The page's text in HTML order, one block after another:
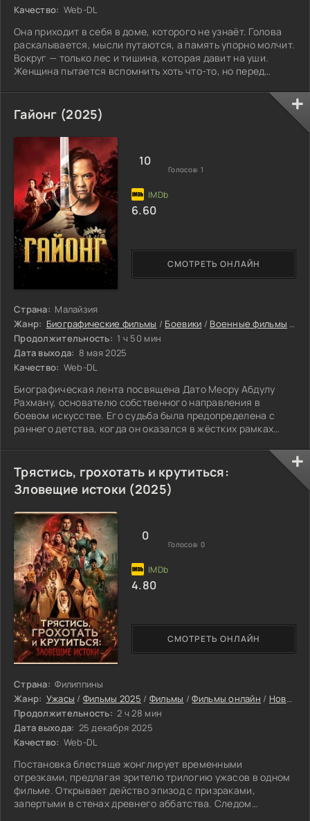
Качество: Web-DL
Она приходит в себя в доме, которого не узнаёт. Голова
раскалывается, мысли путаются, а память упорно молчит.
Вокруг — только лес и тишина, которая давит на уши.
Женщина пытается вспомнить хоть что-то, но перед
Гайонг (2025)
Страна: Малайзия
Жанр: Биографические фильмы / Боевики / Военные фильмы
Продолжительность: 1 ч 50 мин
Дата выхода: 8 мая 2025
Качество: Web-DL
Биографическая лента посвящена Дато Меору Абдулу
Рахману, основателю собственного направления в
боевом искусстве. Его судьба была предопределена с
раннего детства, когда он оказался в жёстких рамках
СМОТРЕТЬ ОНЛАЙН
10
Голосов: 1
6.60
Трястись, грохотать и крутиться:
Зловещие истоки (2025)
Страна: Филиппины
Жанр: Ужасы / Фильмы 2025 / Фильмы /Фильмы онлайн / Новинки кино 2025
Продолжительность: 2 ч 28 мин
Дата выхода: 25 декабря 2025
Качество: Web-DL
Постановка блестяще жонглирует временными
отрезками, предлагая зрителю трилогию ужасов в одном
фильме. Открывает действо эпизод с призраками,
запертыми в стенах древнего аббатства. Следом
СМОТРЕТЬ ОНЛАЙН
0
Голосов: 0
4.80